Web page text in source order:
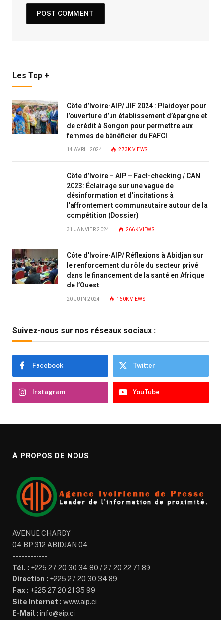
Les Top +
Côte d’Ivoire-AIP/ JIF 2024 : Plaidoyer pour
l’ouverture d’un établissement d’épargne et
de crédit à Songon pour permettre aux
femmes de bénéficier du FAFCI
14 AVRIL 2024 273K VIEWS
Côte d’Ivoire – AIP – Fact-checking / CAN
2023: Éclairage sur une vague de
désinformation et d’incitations à
l’affrontement communautaire autour de la
compétition (Dossier)
31 JANVIER 2024 266KVIEWS
Côte d’Ivoire-AIP/ Réflexions à Abidjan sur
le renforcement du rôle du secteur privé
dans le financement de la santé en Afrique
de l’Ouest
20 JUIN 2024 160KVIEWS
Suivez-nous sur nos réseaux sociaux :
Facebook Twitter
Instagram YouTube
À PROPOS DE NOUS
AVENUE CHARDY
04 BP 312 ABIDJAN 04
------------
Tél. : +225 27 20 30 34 80 / 27 20 22 71 89
Direction : +225 27 20 30 34 89
Fax : +225 27 20 21 35 99
Site Internet : www.aip.ci
E-Mail : info@aip.ci